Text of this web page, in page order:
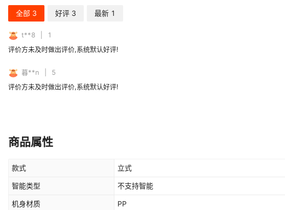
全部 3 好评 3 最新 1
t**8
1
评价方未及时做出评价,系统默认好评!
暮**n
5
评价方未及时做出评价,系统默认好评!
商品属性
款式 立式
智能类型 不支持智能
机身材质 PP